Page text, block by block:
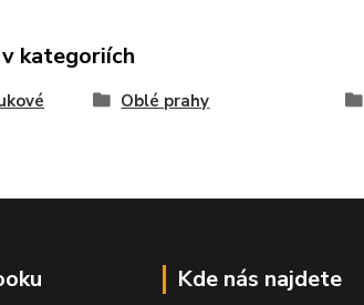
kategoriích
Oblé prahy
Kde nás najdete